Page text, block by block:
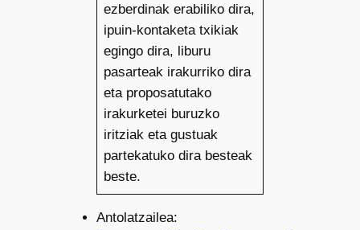
ezberdinak erabiliko dira,
ipuin-kontaketa txikiak
egingo dira, liburu
pasarteak irakurriko dira
eta proposatutako
irakurketei buruzko
iritziak eta gustuak
partekatuko dira besteak
beste.
Antolatzailea: